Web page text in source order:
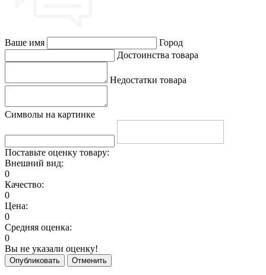
Ваше имя
Город
Достоинства товара
Недостатки товара
Символы на картинке
Поставьте оценку товару:
Внешний вид:
0
Качество:
0
Цена:
0
Средняя оценка:
0
Вы не указали оценку!
Опубликовать Отменить